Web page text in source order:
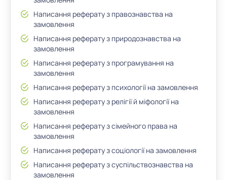
Написання реферату з правознавства на
замовлення
Написання реферату з природознавства на
замовлення
Написання реферату з програмування на
замовлення
Написання реферату з психології на замовлення
Написання реферату з релігії й міфології на
замовлення
Написання реферату з сімейного права на
замовлення
Написання реферату з соціології на замовлення
Написання реферату з суспільствознавства на
замовлення